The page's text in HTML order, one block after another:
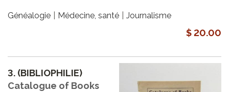
Généalogie Médecine, santé Journalisme
$ 20.00
3. (BIBLIOPHILIE)
Catalogue of Books